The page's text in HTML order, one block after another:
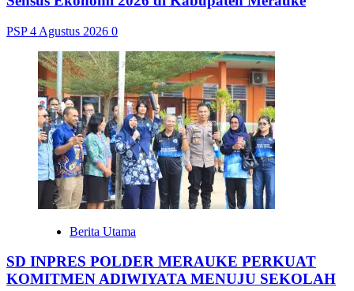
PSP4 Agustus 2026 0
Berita Utama
SD INPRES POLDER MERAUKE PERKUAT
KOMITMEN ADIWIYATA MENUJU SEKOLAH